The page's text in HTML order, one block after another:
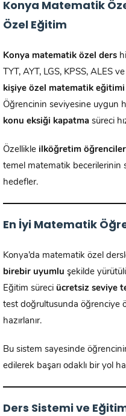
Konya Matematik
Özel Eğitim
Konya matematik özel ders
TYT, AYT, LGS, KPSS, ALES
kişiye özel matematik eğitimi
Öğrencinin seviyesine uygun
konu eksiği kapatma süreci
Özellikle ilköğretim
temel matematik becerilerinin
hedefler.
En İyi Matematik
Konya’da matematik özel
birebir uyumlu şekilde
Eğitim süreci ücretsiz seviye
test doğrultusunda öğrenciye
hazırlanır.
Bu sistem sayesinde
edilerek başarı odaklı bir yol
Ders Sistemi ve